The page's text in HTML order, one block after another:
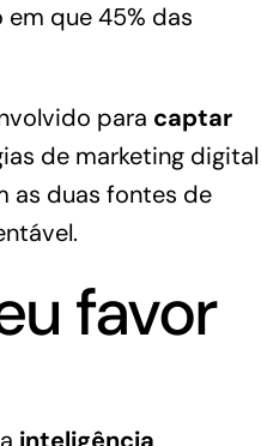
em que 45% das
para captar
de marketing digital
as duas fontes de
favor
inteligência